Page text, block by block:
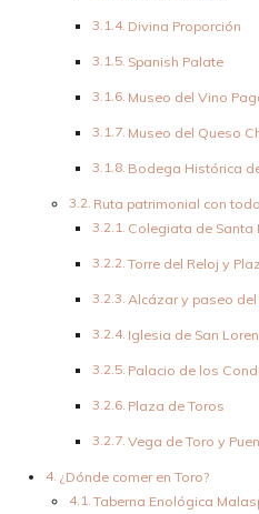
Divina Proporción
Spanish Palate
Museo del Vino
Museo del Queso
Bodega Histórica
Ruta patrimonial con
Colegiata de Santa
Torre del Reloj y
Alcázar y paseo del
Iglesia de San
Palacio de los
Plaza de Toros
Vega de Toro y
¿Dónde comer en Toro?
Taberna Enológica